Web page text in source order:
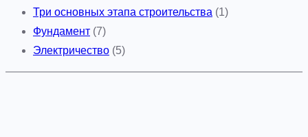
Три основных этапа строительства (1)
Фундамент (7)
Электричество (5)